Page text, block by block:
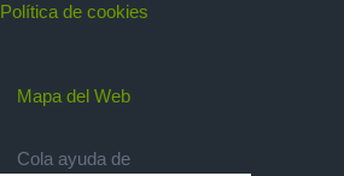
Política de cookies
Mapa del Web
Cola ayuda de